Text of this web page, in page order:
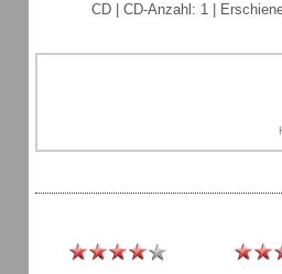
CD | CD-Anzahl: 1 |